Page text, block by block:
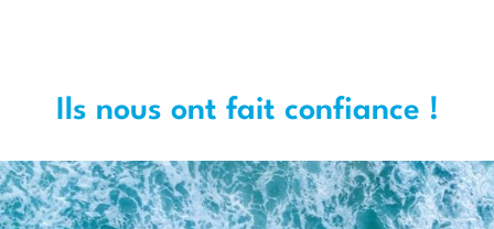
Ils nous ont fait confiance !